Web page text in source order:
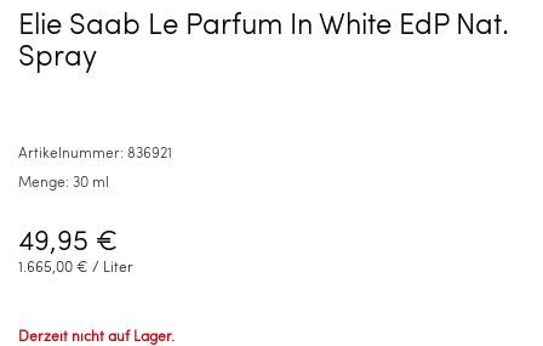
Elie Saab Le Parfum In White EdP Nat.
Spray
Artikelnummer: 836921
Menge: 30 ml
49,95 €
1.665,00 € / Liter
Derzeit nicht auf Lager.